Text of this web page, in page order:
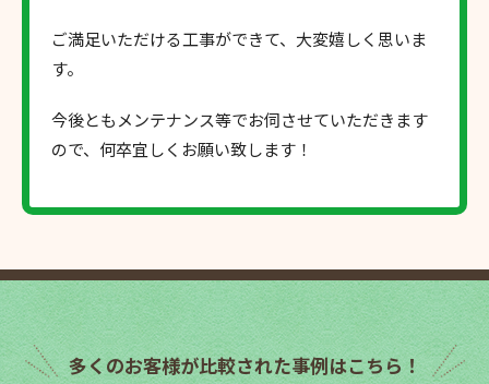
ご満足いただける工事ができて、大変嬉しく思いま
す。
今後ともメンテナンス等でお伺させていただきます
ので、何卒宜しくお願い致します！
多くのお客様が比較された事例はこちら！